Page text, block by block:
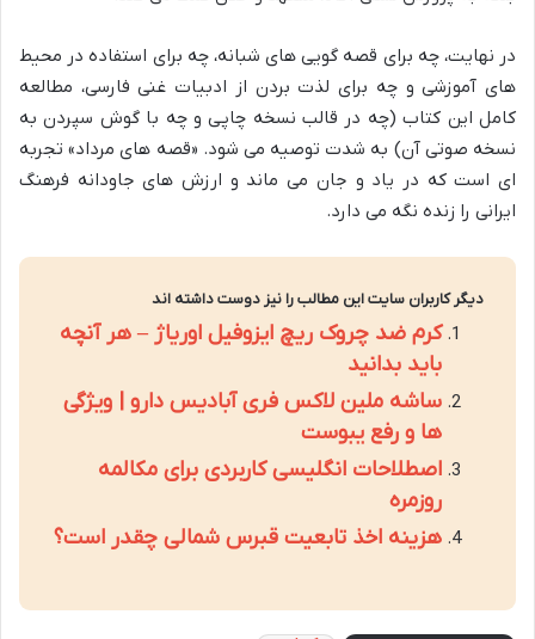
در نهایت، چه برای قصه گویی های شبانه، چه برای استفاده در محیط
های آموزشی و چه برای لذت بردن از ادبیات غنی فارسی، مطالعه
کامل این کتاب (چه در قالب نسخه چاپی و چه با گوش سپردن به
نسخه صوتی آن) به شدت توصیه می شود. «قصه های مرداد» تجربه
ای است که در یاد و جان می ماند و ارزش های جاودانه فرهنگ
ایرانی را زنده نگه می دارد.
دیگر کاربران سایت این مطالب را نیز دوست داشته اند
کرم ضد چروک ریچ ایزوفیل اوریاژ – هر آنچه
باید بدانید
ساشه ملین لاکس فری آبادیس دارو | ویژگی
ها و رفع یبوست
اصطلاحات انگلیسی کاربردی برای مکالمه
روزمره
هزینه اخذ تابعیت قبرس شمالی چقدر است؟